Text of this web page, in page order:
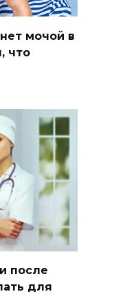
мочой в
что
после
для